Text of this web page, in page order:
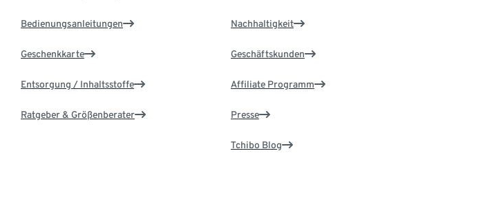
Bedienungsanleitungen
Geschenkkarte
Entsorgung / Inhaltsstoffe
Ratgeber & Größenberater
Nachhaltigkeit
Geschäftskunden
Affiliate Programm
Presse
Tchibo Blog